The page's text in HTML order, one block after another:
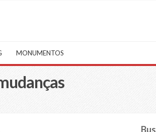
MONUMENTOS